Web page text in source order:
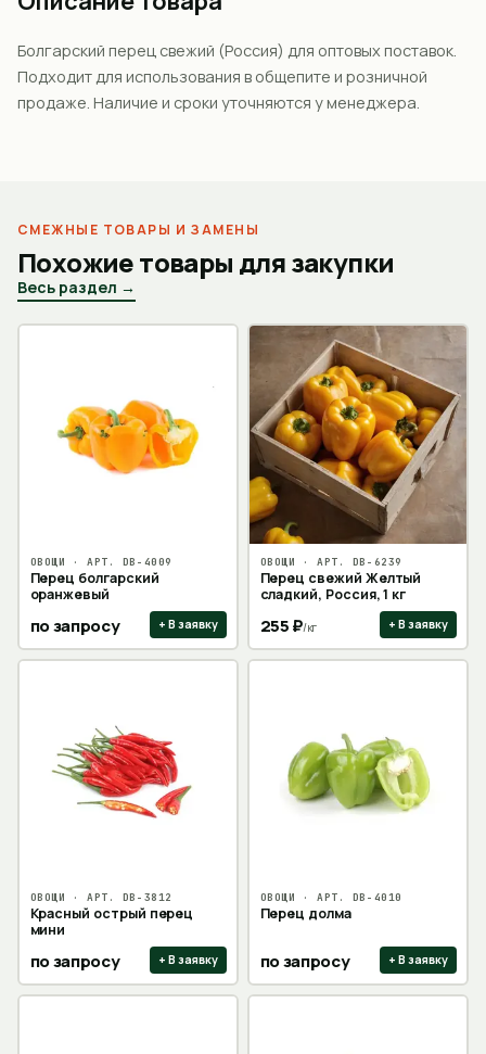
Болгарский перец свежий (Россия) для оптовых поставок.
Подходит для использования в общепите и розничной
продаже. Наличие и сроки уточняются у менеджера.
СМЕЖНЫЕ ТОВАРЫ И ЗАМЕНЫ
Похожие товары для закупки
Весь раздел →
ОВОЩИ · АРТ. DB-4009
Перец болгарский
оранжевый
по запросу + В заявку
ОВОЩИ · АРТ. DB-6239
Перец свежий Желтый
сладкий, Россия, 1 кг
255₽/кг + В заявку
ОВОЩИ · АРТ. DB-3812
Красный острый перец
мини
по запросу + В заявку
ОВОЩИ · АРТ. DB-4010
Перец долма
по запросу + В заявку